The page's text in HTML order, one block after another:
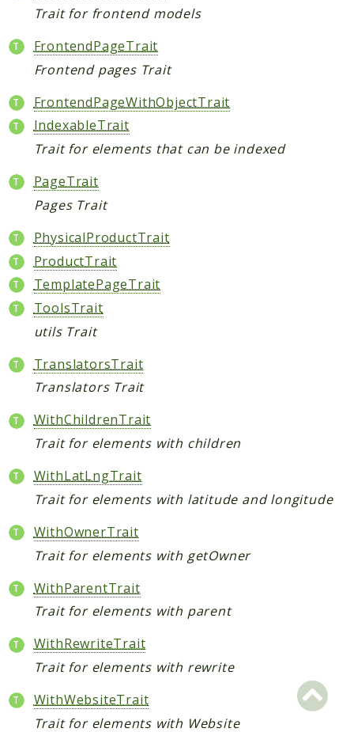
Trait for frontend models
FrontendPageTrait
Frontend pages Trait
FrontendPageWithObjectTrait
IndexableTrait
Trait for elements that can be indexed
PageTrait
Pages Trait
PhysicalProductTrait
ProductTrait
TemplatePageTrait
ToolsTrait
utils Trait
TranslatorsTrait
Translators Trait
WithChildrenTrait
Trait for elements with children
WithLatLngTrait
Trait for elements with latitude and longitude
WithOwnerTrait
Trait for elements with getOwner
WithParentTrait
Trait for elements with parent
WithRewriteTrait
Trait for elements with rewrite
WithWebsiteTrait
Trait for elements with Website